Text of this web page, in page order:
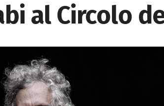
al Circolo